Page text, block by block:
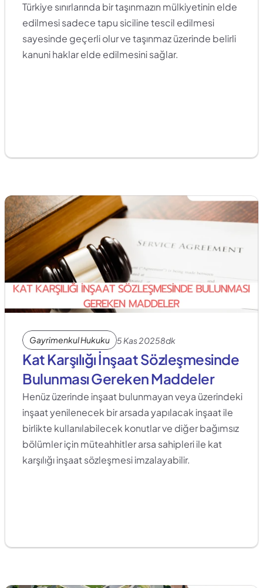
Türkiye sınırlarında bir taşınmazın mülkiyetinin elde
edilmesi sadece tapu siciline tescil edilmesi
sayesinde geçerli olur ve taşınmaz üzerinde belirli
kanuni haklar elde edilmesini sağlar.
Gayrimenkul Hukuku 5 Kas 20258dk
Kat Karşılığı İnşaat Sözleşmesinde
Bulunması Gereken Maddeler
Henüz üzerinde inşaat bulunmayan veya üzerindeki
inşaat yenilenecek bir arsada yapılacak inşaat ile
birlikte kullanılabilecek konutlar ve diğer bağımsız
bölümler için müteahhitler arsa sahipleri ile kat
karşılığı inşaat sözleşmesi imzalayabilir.